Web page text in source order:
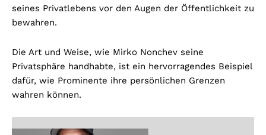
seines Privatlebens vor den Augen der Öffentlichkeit zu
bewahren.
Die Art und Weise, wie Mirko Nonchev seine
Privatsphäre handhabte, ist ein hervorragendes Beispiel
dafür, wie Prominente ihre persönlichen Grenzen
wahren können.